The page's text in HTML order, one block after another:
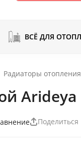
ВСЁ ДЛЯ
Радиаторы отопления
Поделиться